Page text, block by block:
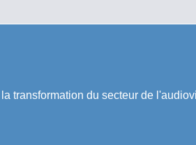
transformation du secteur de